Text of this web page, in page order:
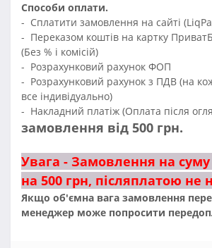
Способи оплати.
- Сплатити замовлення на сайті
- Переказом коштів на картку
(Без % і комісій)
- Розрахунковий рахунок ФОП
- Розрахунковий рахунок з ПДВ (на
все індивідуально)
- Накладний платіж (Оплата після
замовлення від 500 грн.
Увага - Замовлення на
на 500 грн, післяплатою не
Якщо об'ємна вага замовлення
менеджер може попросити